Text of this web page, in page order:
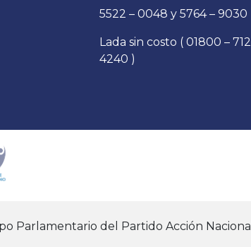
5522 – 0048 y 5764 – 9030
Lada sin costo ( 01800 – 712
4240 )
Parlamentario del Partido Acción Nacional